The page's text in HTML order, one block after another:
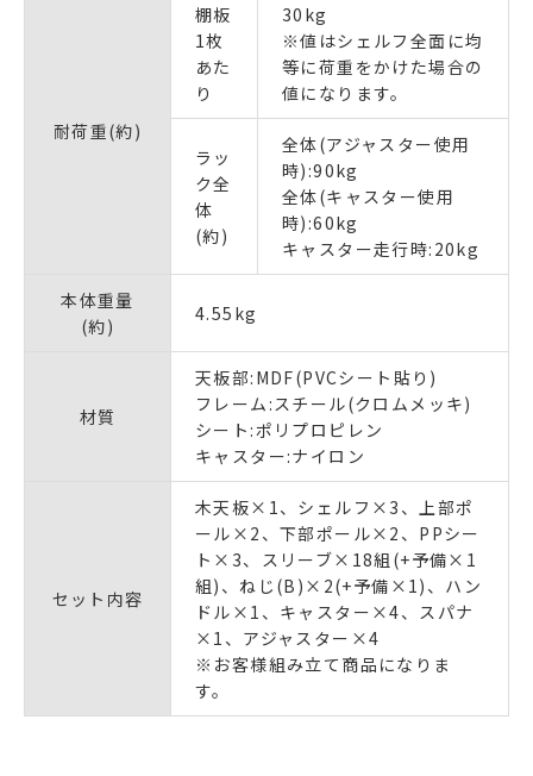
耐荷重(約)
棚板
1枚
あた
り
30kg
※値はシェルフ全面に均
等に荷重をかけた場合の
値になります。
ラッ
ク全
体
(約)
全体(アジャスター使用
時):90kg
全体(キャスター使用
時):60kg
キャスター走行時:20kg
本体重量
(約)
4.55kg
材質
天板部:MDF(PVCシート貼り)
フレーム:スチール(クロムメッキ)
シート:ポリプロピレン
キャスター:ナイロン
セット内容
木天板×1、シェルフ×3、上部ポ
ール×2、下部ポール×2、PPシー
ト×3、スリーブ×18組(+予備×1
組)、ねじ(B)×2(+予備×1)、ハン
ドル×1、キャスター×4、スパナ
×1、アジャスター×4
※お客様組み立て商品になりま
す。